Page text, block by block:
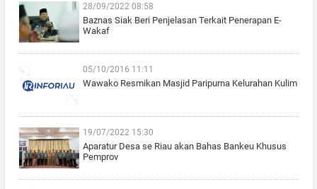
28/09/2022 08:58
Baznas Siak Beri Penjelasan Terkait Penerapan E-
Wakaf
05/10/2016 11:11
Wawako Resmikan Masjid Paripurna Kelurahan Kulim
19/07/2022 15:30
Aparatur Desa se Riau akan Bahas Bankeu Khusus
Pemprov